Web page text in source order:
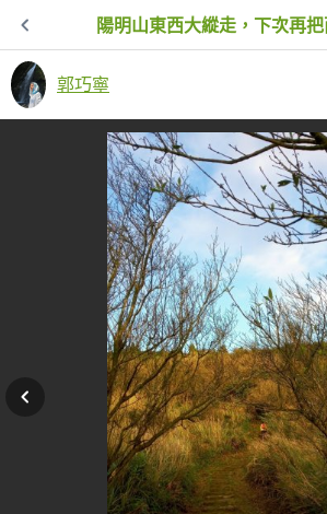
陽明山東西大縱走，下次再
郭巧寧